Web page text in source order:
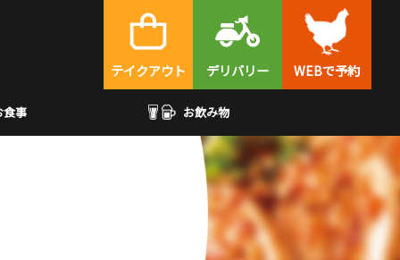
テイクアウト デリバリー WEBで予約
食事 お飲み物